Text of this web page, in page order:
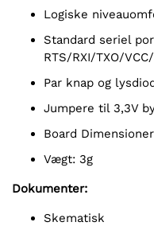
Logiske
Standard seriel port brudt ud til PTH'er:
RTS/RXI/TXO/
Par knap og
Jumpere til 3,3V
Board
Vægt: 3g
Dokumenter:
Skematisk